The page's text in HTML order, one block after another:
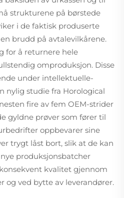
strukturene på børstede
i de faktisk produserte
brudd på avtalevilkårene.
for å returnere hele
omproduksjon. Disse
under intellektuelle-
nylig studie fra Horological
fire av fem OEM-strider
gyldne prøver som fører til
oppbevarer sine
trygt låst bort, slik at de kan
produksjonsbatcher
kvalitet gjennom
og ved bytte av leverandører.